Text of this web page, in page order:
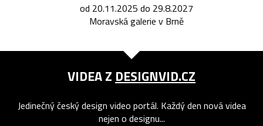
od 20.11.2025 do 29.8.2027
Moravská galerie v Brně
VIDEA Z DESIGNVID.CZ
Jedinečný český design video portál. Každý den nová videa
nejen o designu...